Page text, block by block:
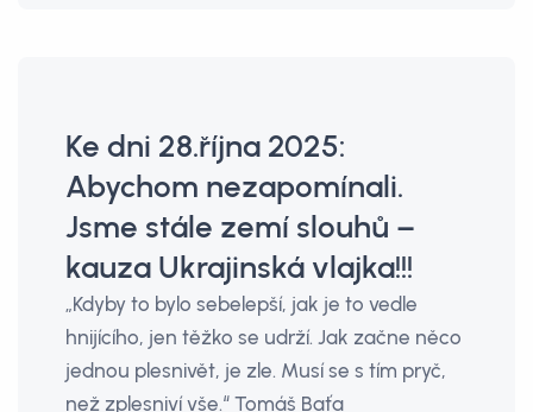
Ke dni 28.října 2025:
Abychom nezapomínali.
Jsme stále zemí slouhů –
kauza Ukrajinská vlajka!!!
„Kdyby to bylo sebelepší, jak je to vedle
hnijícího, jen těžko se udrží. Jak začne něco
jednou plesnivět, je zle. Musí se s tím pryč,
než zplesniví vše.“ Tomáš Baťa